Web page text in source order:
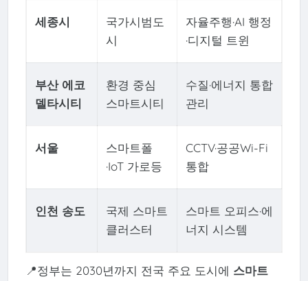
세종시
국가시범도
시
자율주행·AI 행정
·디지털 트윈
부산 에코
델타시티
환경 중심
스마트시티
수질·에너지 통합
관리
서울
스마트폴
·IoT 가로등
CCTV·공공Wi-Fi
통합
인천 송도
국제 스마트
클러스터
스마트 오피스·에
너지 시스템
📍정부는 2030년까지 전국 주요 도시에 스마트